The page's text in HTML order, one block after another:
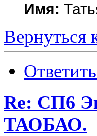
Имя:
Вернуться
Re: СП6
ТАОБАО.